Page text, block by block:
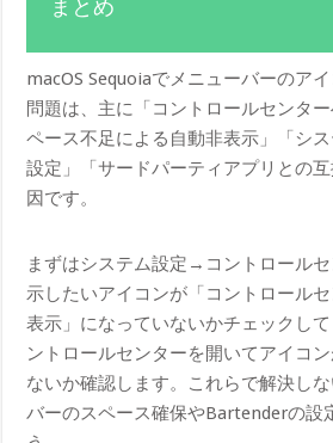
まとめ
macOS Sequoiaでメニューバーのア
問題は、主に「コントロールセンタ
ペース不足による自動非表示」「シ
設定」「サードパーティアプリとの
因です。
まずはシステム設定→コントロール
示したいアイコンが「コントロール
表示」になっていないかチェックし
ントロールセンターを開いてアイコ
ないか確認します。これらで解決し
バーのスペース確保やBartenderの設